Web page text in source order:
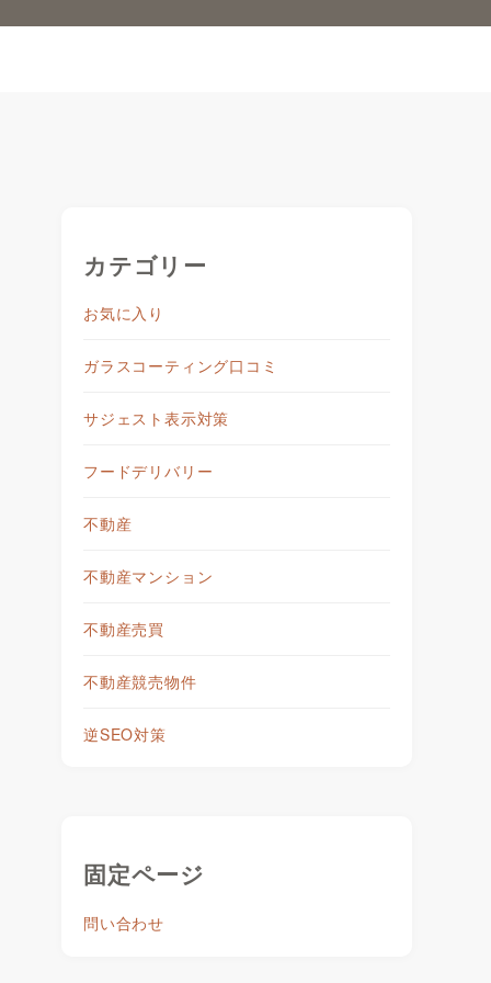
カテゴリー
お気に入り
ガラスコーティング口コミ
サジェスト表示対策
フードデリバリー
不動産
不動産マンション
不動産売買
不動産競売物件
逆SEO対策
固定ページ
問い合わせ